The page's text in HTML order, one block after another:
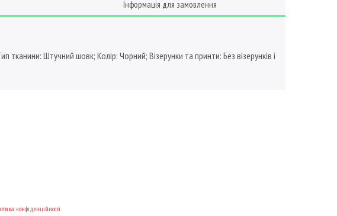
Інформація для замовлення
Штучний шовк; Колір: Чорний; Візерунки та принти: Без візерунків і
конфіденційності